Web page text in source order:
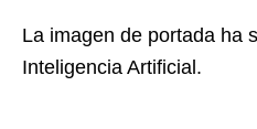
La imagen de portada ha
Inteligencia Artificial.